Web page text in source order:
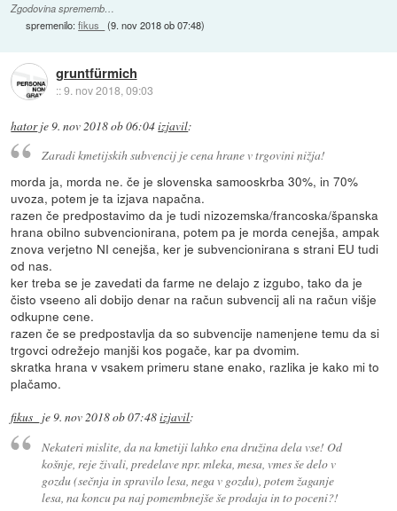
Zgodovina sprememb…
spremenilo:fikus_ (9. nov 2018 ob 07:48)
gruntfürmich
::9. nov 2018, 09:03
hatorje 9. nov 2018 ob 06:04izjavil:
Zaradi kmetijskih subvencij je cena hrane v trgovini nižja!
morda ja, morda ne. če je slovenska samooskrba 30%, in 70%
uvoza, potem je ta izjava napačna.
razen če predpostavimo da je tudi nizozemska/francoska/španska
hrana obilno subvencionirana, potem pa je morda cenejša, ampak
znova verjetno NI cenejša, ker je subvencionirana s strani EU tudi
od nas.
ker treba se je zavedati da farme ne delajo z izgubo, tako da je
čisto vseeno ali dobijo denar na račun subvencij ali na račun višje
odkupne cene.
razen če se predpostavlja da so subvencije namenjene temu da si
trgovci odrežejo manjši kos pogače, kar pa dvomim.
skratka hrana v vsakem primeru stane enako, razlika je kako mi to
plačamo.
fikus_ je9. nov 2018 ob 07:48izjavil:
Nekateri mislite, da na kmetiji lahko ena družina dela vse! Od
košnje, reje živali, predelave npr. mleka, mesa, vmes še delo v
gozdu (sečnja in spravilo lesa, nega v gozdu), potem žaganje
lesa, na koncu pa naj pomembnejše še prodaja in to poceni?!